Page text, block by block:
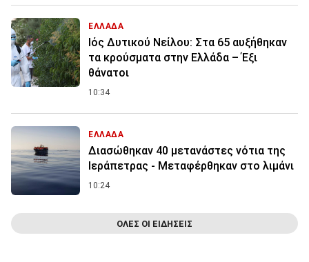
ΕΛΛΑΔΑ
Ιός Δυτικού Νείλου: Στα 65 αυξήθηκαν
τα κρούσματα στην Ελλάδα – Έξι
θάνατοι
10:34
ΕΛΛΑΔΑ
Διασώθηκαν 40 μετανάστες νότια της
Ιεράπετρας - Μεταφέρθηκαν στο λιμάνι
10:24
ΟΛΕΣ ΟΙ ΕΙΔΗΣΕΙΣ